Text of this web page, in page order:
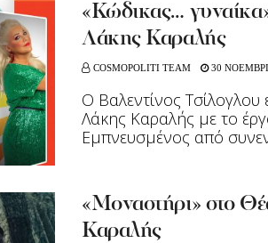
«Κώδικας…
Λάκης Καραλής
COSMOPOLITI TEAM 30
Ο Βαλεντίνος
Λάκης Καραλής με το
Εμπνευσμένος από
«Μοναστήρι» στο
Καραλής